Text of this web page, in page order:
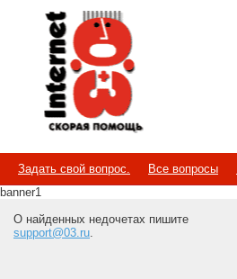
Internet
Скорая помощь
Задать свой вопрос. Все вопросы
banner1
О найденных недочетах пишите
support@03.ru.